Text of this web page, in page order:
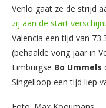
Venlo gaat ze de strijd
zij aan de start
Valencia een tijd van
(behaalde vorig jaar in
Limburgse Bo Ummels
Singelloop een tijd liep